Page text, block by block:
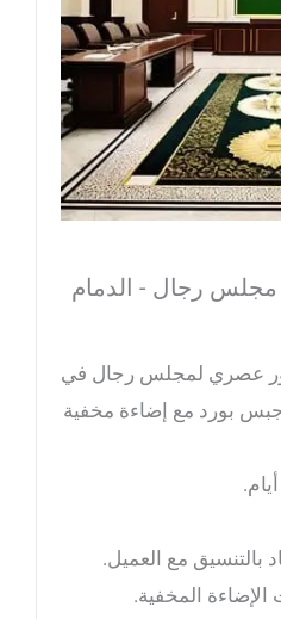
مجلس رجال - الدمام
عصري لمجلس رجال في
بورد مع إضاءة مخفية
بالتنسيق مع العميل.
الإضاءة المخفية.